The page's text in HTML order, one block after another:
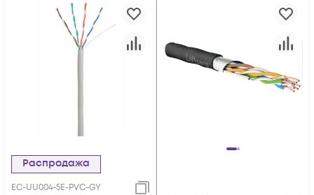
Распродажа
EC-UU004-5E-PVC-GY